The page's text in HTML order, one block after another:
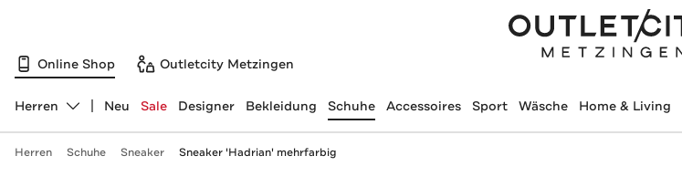
Online Shop Outletcity Metzingen
Abteilung ändern, ausgewählt:
Herren Neu Sale Designer Bekleidung Schuhe Accessoires Sport Wäsche Home & Living
Herren Schuhe Sneaker Sneaker 'Hadrian' mehrfarbig